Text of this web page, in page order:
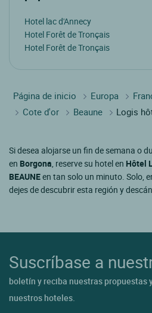
Hotel lac d'Annecy
Hotel Forêt de Tronçais
Hotel Forêt de Tronçais
Página de inicio Europa
Cote d'or
Beaune Logis
Si desea alojarse un fin de semana o
en Borgona, reserve su hotel en Hôtel
BEAUNEen tan solo un minuto. Solo,
dejes de descubrir esta región y
Suscríbase a
boletín y reciba nuestras propuestas
nuestros hoteles.